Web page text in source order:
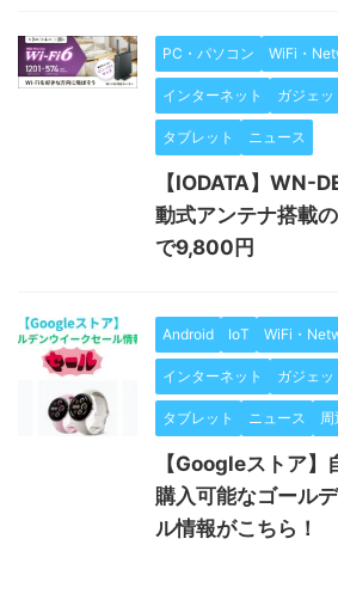
PC・パソコン WiFi・
インターネット ガジェッ
タブレット ニュース
【IODATA】WN-
動式アンテナ搭載
で9,800円
Android IoT WiFi・
インターネット ガジェッ
タブレット ニュース
【Googleストア】
購入可能なゴール
ル情報がこちら！